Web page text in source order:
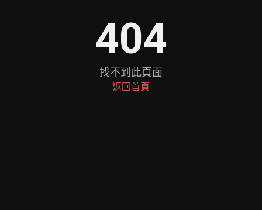
404
找不到此頁面
返回首頁